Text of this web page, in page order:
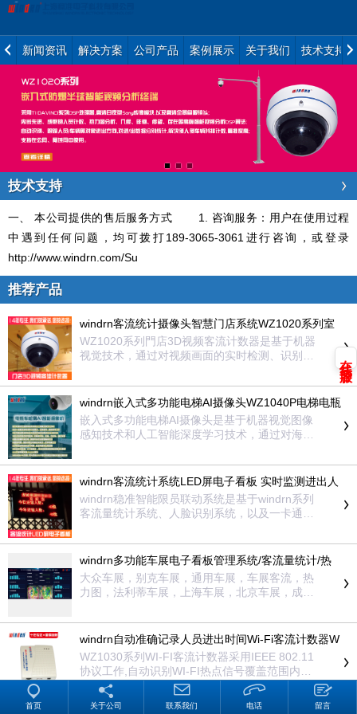
新闻资讯 解决方案 公司产品 案例展示 关于我们 技术支持
技术支持
一、 本公司提供的售后服务方式 1. 咨询服务：用户在使用过程
中遇到任何问题，均可拨打189-3065-3061进行咨询，或登录
http://www.windrn.com/Su
推荐产品
windrn客流统计摄像头智慧门店系统WZ1020系列室
内款3D视频客流计数器智能分析
WZ1020系列門店3D视频客流计数器是基于机器
视觉技术，通过对视频画面的实时检测、识别、
出方向进行识别，并分别对进、出数量进行准确
统计。设备采用工业级设计，内嵌先进、成熟的
智能视频分析DSP算法，稳定、可靠，抗干扰能
力强，准确度高。
windrn嵌入式多功能电梯AI摄像头WZ1040P电梯电瓶
车阻车系统
嵌入式多功能电梯AI摄像头是基于机器视觉图像
感知技术和人工智能深度学习技术，通过对海量
图像模型。在机器视觉图像场景中，通过成熟、
领先的深度学习目标检测算法，依据电瓶车图像
模型，实时检测、分析、识别视频画面中的电瓶
车目标，从而实现对电瓶车进入电梯的实时监
控。
windrn客流统计系统LED屏电子看板 实时监测进出人
数超员预防联动
windrn稳准智能限员联动系统是基于windrn系列
客流量统计系统、人脸识别系统，以及一卡通门
场驻留人数，以确保各时段的安全承载量。若监
测数据一旦达到额定承载量，系统则实时输出控
制信号，从而实现对闸机、人脸机、门禁等设备
终端的开闸/开门动作进行控制，预警时系统可输
出语音提示，同时LED屏上“在场人数”变成红色、
windrn多功能车展电子看板管理系统/客流量统计/热
力分析/意向客流分析
大众车展，别克车展，通用车展，车展客流，热
力图，法利蒂车展，上海车展，北京车展，成都
人流分析
windrn自动准确记录人员进出时间Wi-Fi客流计数器W
Z1030
WZ1030系列WI-FI客流计数器采用IEEE 802.11
协议工作,自动识别WI-FI热点信号覆盖范围内已
经开启Wi-Fi功能的智能手机、Pad等设备终端，
并且在不需要接入该WI-FI热点网络的情况即可识
首页 关于公司 联系我们 电话 留言
在线客服